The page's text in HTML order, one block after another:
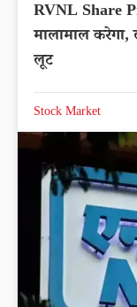
RVNL Share
मालामाल करेगा,
लूट
Stock Market